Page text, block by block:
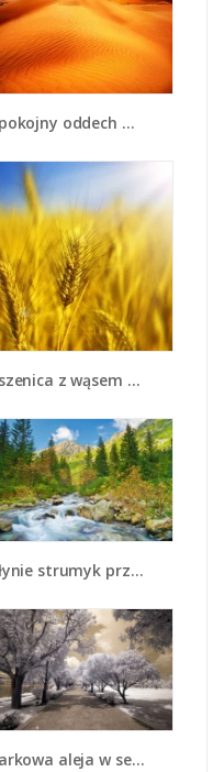
oddech w pustynnym klimacie - KN567
z wąsem - KN412
strumyk przez zielony las - KN1262A
aleja w sepii - KN734